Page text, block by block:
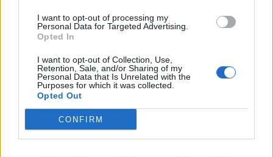
I want to opt-out of processing my
Personal Data for Targeted Advertising.
Opted In
I want to opt-out of Collection, Use,
Retention, Sale, and/or Sharing of my
Personal Data that Is Unrelated with the
Purposes for which it was collected.
Opted Out
CONFIRM
ЗА ВОЕНИТЕ ЗЛОСТРОСТВА НА
УЧК...
ИСТОРИСКО ОБЕДИНУВАЊЕ НА
ФОРМИРАН МАКЕДОНСКИОТ
НАЦИОНАЛЕН СОЈУЗ
ТЕЖОК ДЕН И ЈАВНО
ДЕМОЛИРАЊЕ НА ФИЛИПЧЕ:
човекот појма нема од
ништо, освен за кеш
ПРЕДУПРЕДЕНИ СЕ: „Бугарија
итно ја преиспитува својата